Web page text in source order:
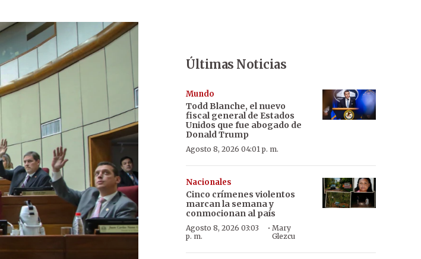
Últimas Noticias
Mundo
Todd Blanche, el nuevo
fiscal general de Estados
Unidos que fue abogado de
Donald Trump
Agosto 8, 2026 04:01 p. m.
Nacionales
Cinco crímenes violentos
marcan la semana y
conmocionan al país
Agosto 8, 2026 03:03
p. m.
·Mary
Glezcu